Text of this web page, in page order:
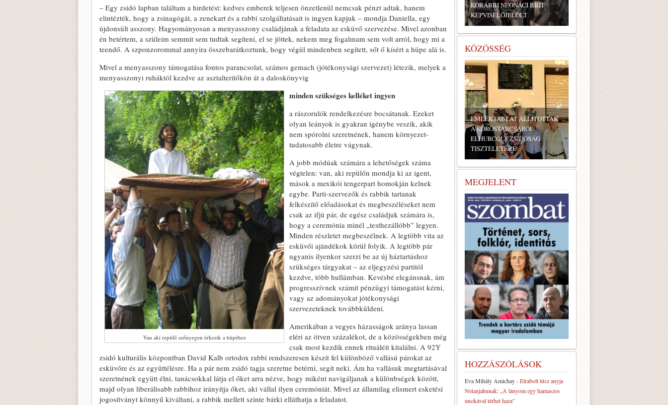
– Egy zsidó lapban találtam a hirdetést: kedves emberek teljesen önzetlenül nemcsak pénzt adtak, hanem
elintézték, hogy a zsinagógát, a zenekart és a rabbi szolgáltatásait is ingyen kapjuk – mondja Daniella, egy
újdonsült asszony. Hagyományosan a menyasszony családjának a feladata az esküvő szervezése. Mivel azonban
én betértem, a szüleim semmit sem tudtak segíteni, el se jöttek, nekem meg fogalmam sem volt arról, hogy mi a
teendő. A szponzorommal annyira összebarátkoztunk, hogy végül mindenben segített, sőt ő kísért a hüpe alá is.
Mivel a menyasszony támogatása fontos parancsolat, számos gemach (jótékonysági szervezet) létezik, melyek a
menyasszonyi ruháktól kezdve az asztalterítőkön át a daloskönyvig
Van aki repülő szőnyegen érkezik a hüpéhez
minden szükséges kelléket ingyen
a rászorulók rendelkezésre bocsátanak. Ezeket
olyan leányok is gyakran igénybe veszik, akik
nem spórolni szeretnének, hanem környezet-
tudatosabb életre vágynak.
A jobb módúak számára a lehetőségek száma
végtelen: van, aki repülőn mondja ki az igent,
mások a mexikói tengerpart homokján kelnek
egybe. Parti-szervezők és rabbik tartanak
felkészítő előadásokat és megbeszéléseket nem
csak az ifjú pár, de egész családjuk számára is,
hogy a ceremónia minél „testhezállóbb” legyen.
Minden részletet megbeszélnek. A legtöbb vita az
esküvői ajándékok körül folyik. A legtöbb pár
ugyanis ilyenkor szerzi be az új háztartáshoz
szükséges tárgyakat – az eljegyzési partitól
kezdve, több hullámban. Kevésbé elegánsnak, ám
progresszívnek számít pénzügyi támogatást kérni,
vagy az adományokat jótékonysági
szervezeteknek továbbküldeni.
Amerikában a vegyes házasságok aránya lassan
eléri az ötven százalékot, de a közösségekben még
csak most kezdik ennek rituáléit kitalálni. A 92Y
zsidó kulturális központban David Kalb ortodox rabbi rendszeresen készít fel különböző vallású párokat az
esküvőre és az együttélésre. Ha a pár nem zsidó tagja szeretne betérni, segít neki. Ám ha vallásuk megtartásával
szeretnének együtt élni, tanácsokkal látja el őket arra nézve, hogy miként navigáljanak a különbségek között,
majd olyan liberálisabb rabbihoz irányítja őket, aki vállal ilyen ceremóniát. Mivel az államilag elismert esketési
jogosítványt könnyű kiváltani, a rabbik mellett szinte bárki elláthatja a feladatot.
KORÁBBI NEONÁCI BRIT
KÉPVISELŐJELÖLT
KÖZÖSSÉG
BONYHÁDI ZSIDÓ NAPOK
MEGJELENT
HOZZÁSZÓLÁSOK
Eva Mihály Amichay-Elrabolt túsz anyja
Netanjahunak: „A lányom egy hamaszos
unokával térhet haza”